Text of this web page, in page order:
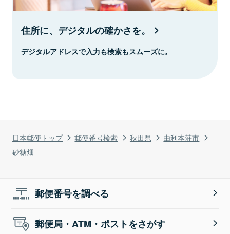
日本郵便トップ 郵便番号検索 秋田県
由利本荘市
砂糖畑
住所に、デジタルの確かさを。
デジタルアドレスで入力も検索もスムーズに。
郵便番号を調べる
郵便局・ATM・ポストをさがす